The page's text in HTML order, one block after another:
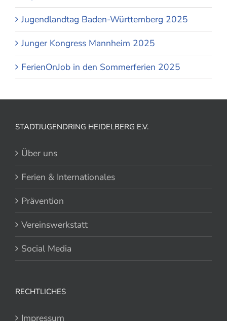
Jugendlandtag Baden-Württemberg 2025
Junger Kongress Mannheim 2025
FerienOnJob in den Sommerferien 2025
STADTJUGENDRING HEIDELBERG E.V.
Über uns
Ferien & Internationales
Prävention
Vereinswerkstatt
Social Media
RECHTLICHES
Impressum